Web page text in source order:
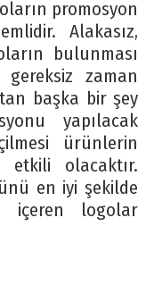
promosyon
Alakasız,
bulunması
zaman
başka bir şey
yapılacak
ürünlerin
etkili olacaktır.
en iyi şekilde
içeren logolar